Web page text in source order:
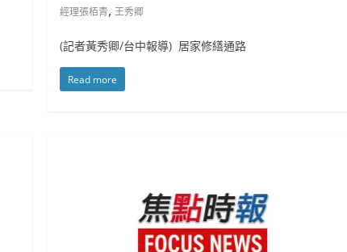
經理張栢青,王秀卿
(記者黃秀卿/台中報導) 居家修繕通路
Read more